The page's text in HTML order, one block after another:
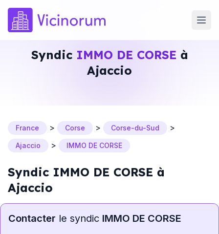
Syndic IMMO DE CORSE à
Ajaccio
France > Corse > Corse-du-Sud >
Ajaccio > IMMO DE CORSE
Syndic IMMO DE CORSE à
Ajaccio
Contacter le syndic IMMO DE CORSE